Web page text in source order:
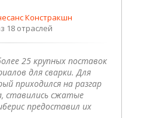
Констракшн
18 отраслей
25 крупных поставок
для сварки. Для
приходился на разгар
ставились сжатые
предоставил их